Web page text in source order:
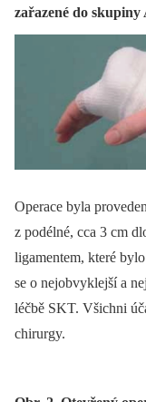
zařazené do skupiny
Operace byla
z podélné, cca 3 cm
ligamentem, které
se o nejobvyklejší a
léčbě SKT. Všichni
chirurgy.